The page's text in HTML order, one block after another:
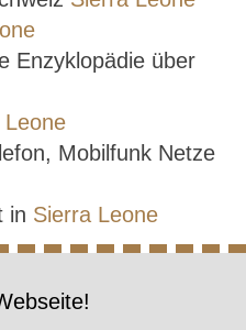
Enzyklopädie über
Leone
Mobilfunk Netze
in Sierra Leone